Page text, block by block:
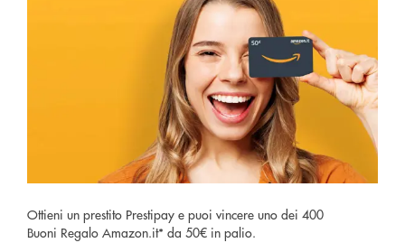
Ottieni un prestito Prestipay e puoi vincere uno dei 400
Buoni Regalo Amazon.it* da 50€ in palio.